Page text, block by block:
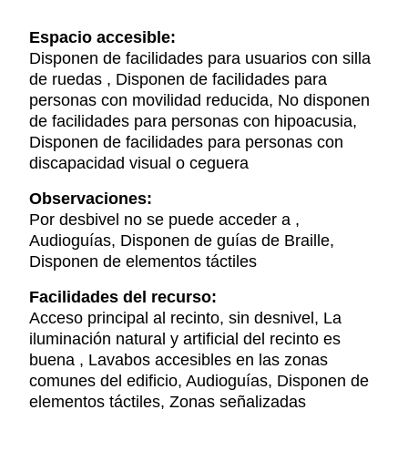
Espacio accesible:
Disponen de facilidades para usuarios con silla
de ruedas , Disponen de facilidades para
personas con movilidad reducida, No disponen
de facilidades para personas con hipoacusia,
Disponen de facilidades para personas con
discapacidad visual o ceguera
Observaciones:
Por desbivel no se puede acceder a ,
Audioguías, Disponen de guías de Braille,
Disponen de elementos táctiles
Facilidades del recurso:
Acceso principal al recinto, sin desnivel, La
iluminación natural y artificial del recinto es
buena , Lavabos accesibles en las zonas
comunes del edificio, Audioguías, Disponen de
elementos táctiles, Zonas señalizadas